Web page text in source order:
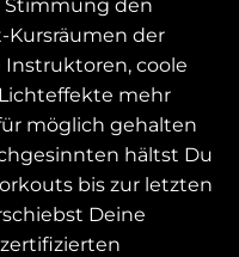
Stimmung den
Kursräumen der
Instruktoren, coole
mehr
möglich gehalten
hältst Du
bis zur letzten
Deine